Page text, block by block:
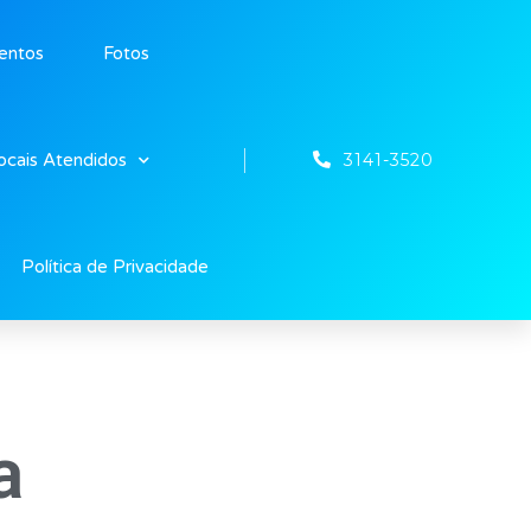
Fotos
Atendidos
Política de Privacidade
3141-3520